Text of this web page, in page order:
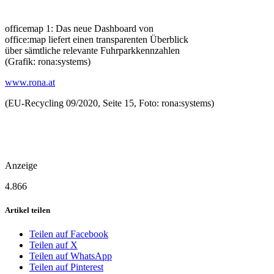
officemap 1: Das neue Dashboard von
office:map liefert einen transparenten Überblick
über sämtliche relevante Fuhrparkkennzahlen
(Grafik: rona:systems)
www.rona.at
(EU-Recycling 09/2020, Seite 15, Foto: rona:systems)
Anzeige
4.866
Artikel teilen
Teilen auf Facebook
Teilen auf X
Teilen auf WhatsApp
Teilen auf Pinterest